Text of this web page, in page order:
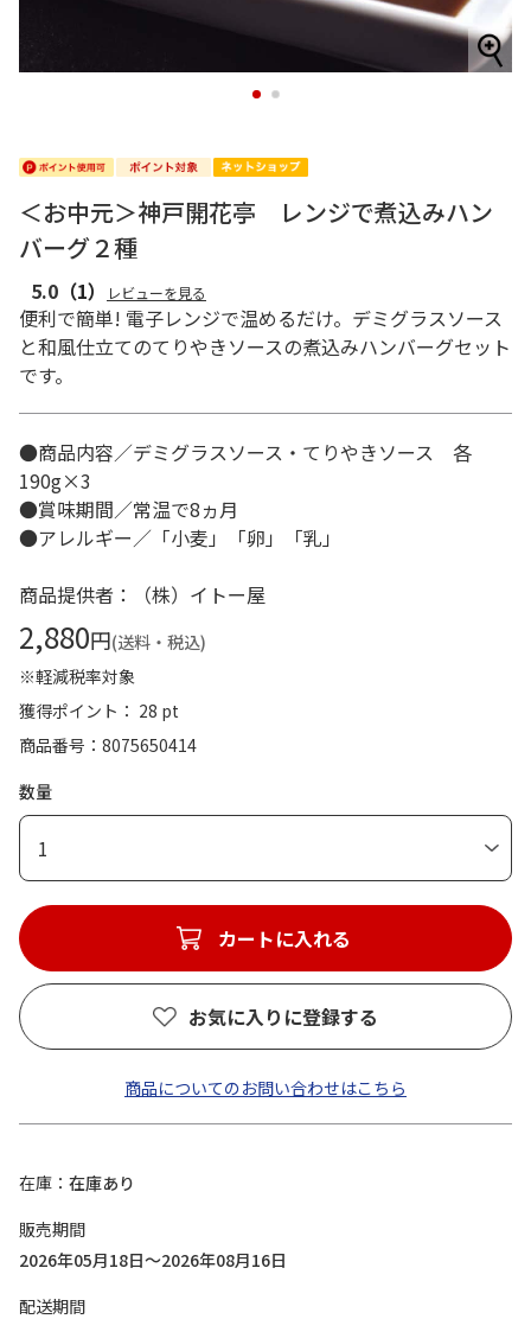
1 2
＜お中元＞神戸開花亭 レンジで煮込みハン
バーグ２種
5.0 （1） レビューを見る
便利で簡単! 電子レンジで温めるだけ。デミグラスソース
と和風仕立てのてりやきソースの煮込みハンバーグセット
です。
●商品内容／デミグラスソース・てりやきソース 各
190g×3
●賞味期間／常温で8ヵ月
●アレルギー／「小麦」「卵」「乳」
商品提供者：（株）イトー屋
2,880円(送料・税込)
※軽減税率対象
獲得ポイント： 28 pt
商品番号
8075650414
数量
1
カートに入れる
お気に入りに登録する
商品についてのお問い合わせはこちら
在庫
在庫あり
販売期間
2026年05月18日～2026年08月16日
配送期間